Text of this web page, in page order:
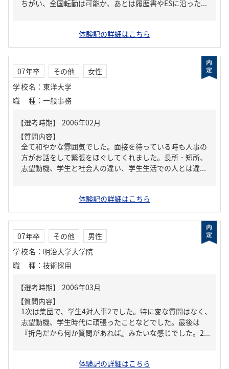
ちがい、全国転勤は可能か、あとは履歴書やESに沿った...
体験記の詳細はこちら
07年卒 その他
女性
学校名 ： 東洋大学
職種 ： 一般事務
【質問内容】
全て和やかな雰囲気でした。面接を待っている時も人事の
方がお話をして緊張をほぐしてくれました。長所・短所、
志望動機、学生と社会人の違い、学生生活での人とは違...
体験記の詳細はこちら
07年卒 その他
男性
学校名 ： 明治大学大学院
職種 ： 技術採用
【質問内容】
1次は集団で、学生4対人事2でした。特に変な質問はなく、
志望動機、学生時代に頑張ったことなどでした。最後は
『折角だから何か質問があれば』みたいな感じでした。2...
体験記の詳細はこちら